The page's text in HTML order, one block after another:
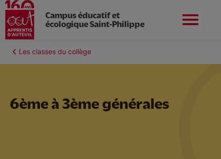
principal
Campus éducatif et
écologique Saint-Philippe
Apprentis d'Auteuil en
Île-de-France
Fil Les classes du collège
6ème à 3ème générales